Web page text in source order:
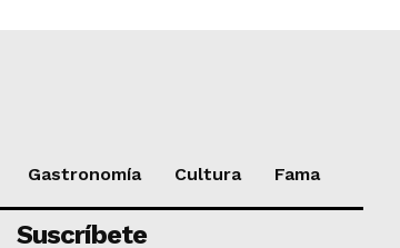
Gastronomía Cultura Fama
Suscríbete